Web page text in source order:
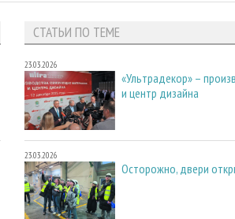
СТАТЬИ ПО ТЕМЕ
23.03.2026
«Ультрадекор» –
и центр дизайна
23.03.2026
Осторожно, двери